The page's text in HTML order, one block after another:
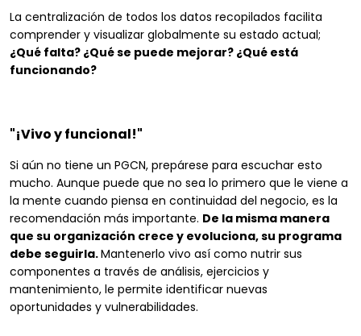
La centralización de todos los datos recopilados facilita
comprender y visualizar globalmente su estado actual;
¿Qué falta? ¿Qué se puede mejorar? ¿Qué está
funcionando?
"¡Vivo y funcional!"
Si aún no tiene un PGCN, prepárese para escuchar esto
mucho. Aunque puede que no sea lo primero que le viene a
la mente cuando piensa en continuidad del negocio, es la
recomendación más importante. De la misma manera
que su organización crece y evoluciona, su programa
debe seguirla.Mantenerlo vivo así como nutrir sus
componentes a través de análisis, ejercicios y
mantenimiento, le permite identificar nuevas
oportunidades y vulnerabilidades.